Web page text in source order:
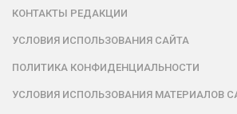
КОНТАКТЫ РЕДАКЦИИ
УСЛОВИЯ ИСПОЛЬЗОВАНИЯ САЙТА
ПОЛИТИКА КОНФИДЕНЦИАЛЬНОСТИ
УСЛОВИЯ ИСПОЛЬЗОВАНИЯ МАТЕРИАЛОВ